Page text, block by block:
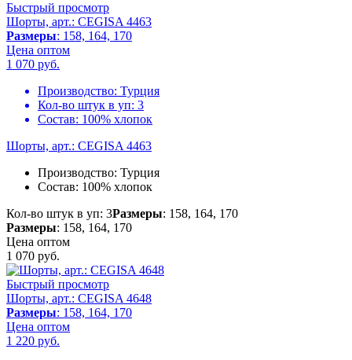
Быстрый просмотр
Шорты, арт.: CEGISA 4463
Размеры: 158, 164, 170
Цена оптом
1 070 руб.
Производство: Турция
Кол-во штук в уп: 3
Состав: 100% хлопок
Шорты, арт.: CEGISA 4463
Производство: Турция
Состав: 100% хлопок
Кол-во штук в уп: 3Размеры: 158, 164, 170
Размеры: 158, 164, 170
Цена оптом
1 070 руб.
Быстрый просмотр
Шорты, арт.: CEGISA 4648
Размеры: 158, 164, 170
Цена оптом
1 220 руб.